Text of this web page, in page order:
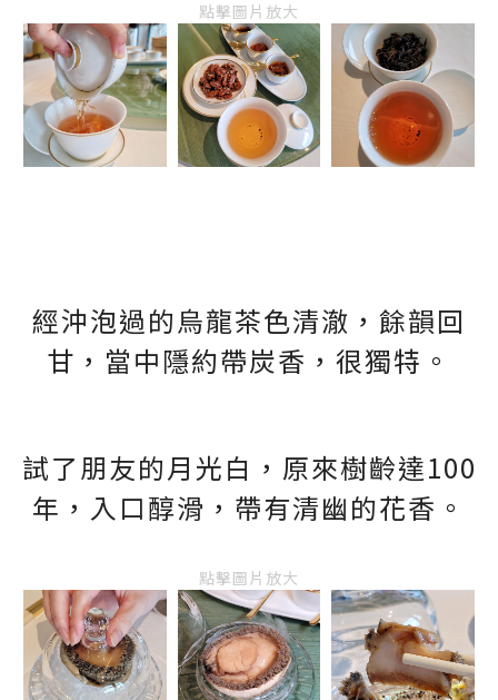
點擊圖片放大
經沖泡過的烏龍茶色清澈，餘韻回
甘，當中隱約帶炭香，很獨特。
試了朋友的月光白，原來樹齡達100
年，入口醇滑，帶有清幽的花香。
點擊圖片放大